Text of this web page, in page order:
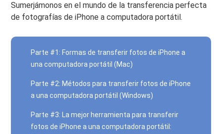
Sumerjámonos en el mundo de la transferencia perfecta
de fotografías de iPhone a computadora portátil.
Parte #1: Formas de transferir fotos de iPhone a
una computadora portátil (Mac)
Parte #2: Métodos para transferir fotos de iPhone
a una computadora portátil (Windows)
Parte #3: La mejor herramienta para transferir
fotos de iPhone a una computadora portátil: